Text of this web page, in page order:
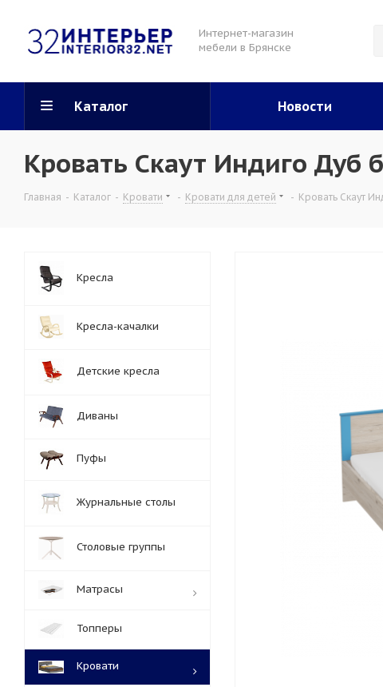
Интернет-магазин
мебели в Брянске
Каталог Новости
Кровать Скаут Индиго
Главная - Каталог - Кровати - Кровати для детей - Кровать Скаут
Кресла
Кресла-качалки
Детские кресла
Диваны
Пуфы
Журнальные столы
Столовые группы
Матрасы
Топперы
Кровати